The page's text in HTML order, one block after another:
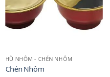
HŨ NHÔM - CHÉN NHÔM
Chén Nhôm